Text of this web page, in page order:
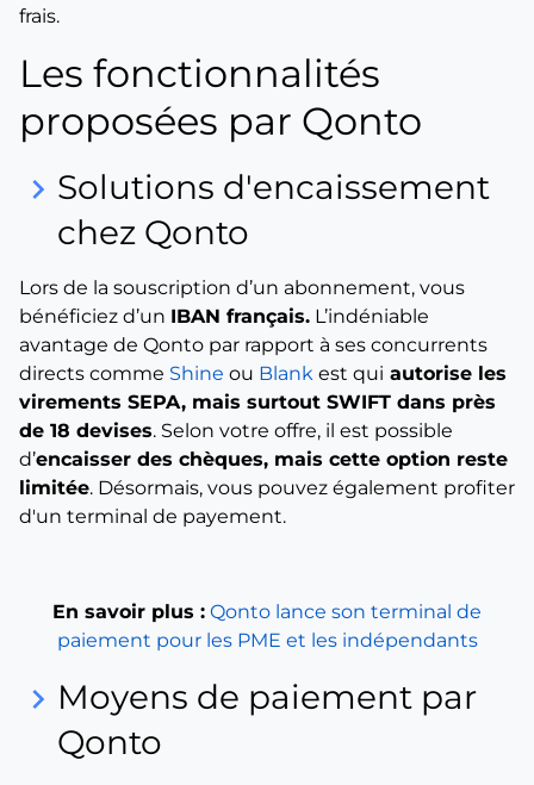
frais.
Les fonctionnalités
proposées par Qonto
keyboard_arrow_right Solutions d'encaissement
chez Qonto
Lors de la souscription d’un abonnement, vous
bénéficiez d’un IBAN français. L’indéniable
avantage de Qonto par rapport à ses concurrents
directs comme Shine ou Blank est qui autorise les
virements SEPA, mais surtout SWIFT dans près
de 18 devises. Selon votre offre, il est possible
d’encaisser des chèques, mais cette option reste
limitée. Désormais, vous pouvez également profiter
d'un terminal de payement.
En savoir plus : Qonto lance son terminal de
paiement pour les PME et les indépendants
keyboard_arrow_right Moyens de paiement par
Qonto